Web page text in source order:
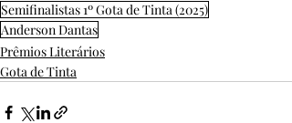
Semifinalistas 1º Gota de Tinta (2025)
Anderson Dantas
Prêmios Literários
Gota de Tinta